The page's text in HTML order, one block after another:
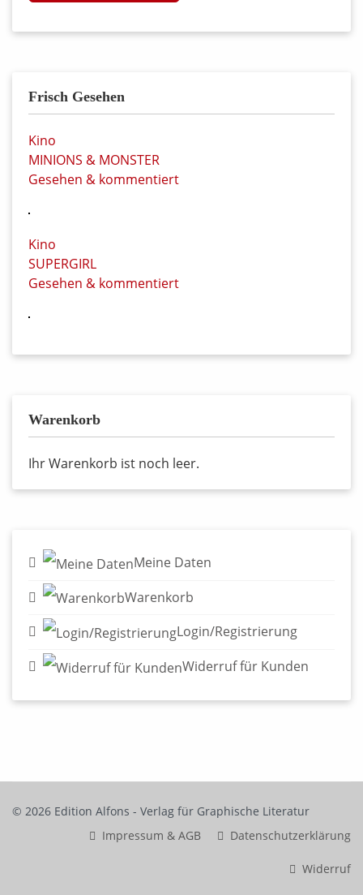
Frisch Gesehen
Kino
MINIONS & MONSTER
Gesehen & kommentiert
Kino
SUPERGIRL
Gesehen & kommentiert
Warenkorb
Ihr Warenkorb ist noch leer.
Meine Daten
Warenkorb
Login/Registrierung
Widerruf für Kunden
© 2026 Edition Alfons - Verlag für Graphische Literatur
Impressum & AGB
Datenschutzerklärung
Widerruf